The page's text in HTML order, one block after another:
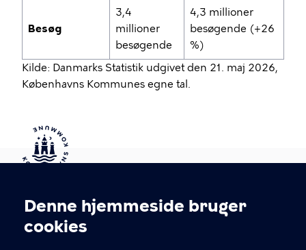
Cookieindstillinger
Denne hjemmeside bruger
cookies
Besøg
3,4
millioner
besøgende
4,3 millioner
besøgende (+26
%)
Kilde: Danmarks Statistik udgivet den 21. maj 2026,
Københavns Kommunes egne tal.
Kontakt Københavns Kommune
T